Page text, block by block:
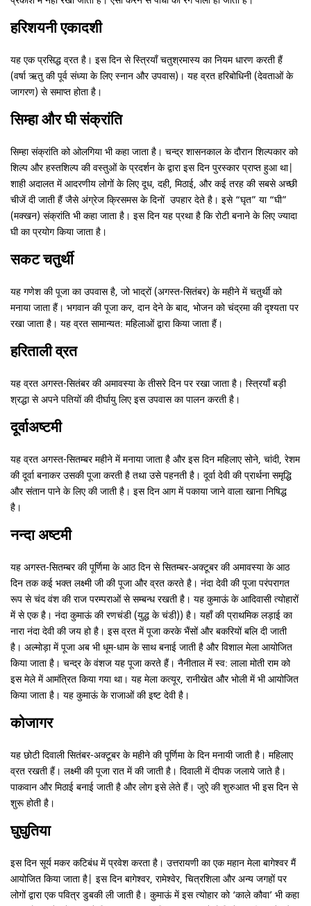
हरिशयनी एकादशी
यह एक प्रसिद्ध व्रत है। इस दिन से स्त्रियाँ चतुश्रमास्य का नियम धारण करती हैं
(वर्षा ऋतु की पूर्व संध्या के लिए स्नान और उपवास)। यह व्रत हरिबोधिनी (देवताओं के
जागरण) से समाप्त होता है।
सिम्हा और घी संक्रांति
सिम्हा संक्रांति को ओलगिया भी कहा जाता है। चन्द्र शासनकाल के दौरान शिल्पकार को
शिल्प और हस्तशिल्प की वस्तुओं के प्रदर्शन के द्वारा इस दिन पुरस्कार प्राप्त हुआ था|
शाही अदालत में आदरणीय लोगों के लिए दूध, दही, मिठाई, और कई तरह की सबसे अच्छी
चीजें दी जाती हैं जैसे अंग्रेज क्रिसमस के दिनों उपहार देते है। इसे “घृत” या “घी”
(मक्खन) संक्रांति भी कहा जाता है। इस दिन यह प्रथा है कि रोटी बनाने के लिए ज्यादा
घी का प्रयोग किया जाता है।
सकट चतुर्थी
यह गणेश की पूजा का उपवास है, जो भाद्रों (अगस्त-सितंबर) के महीने में चतुर्थी को
मनाया जाता हैं। भगवान की पूजा कर, दान देने के बाद, भोजन को चंद्रमा की दृश्यता पर
रखा जाता है। यह व्रत सामान्यत: महिलाओं द्वारा किया जाता हैं।
हरिताली व्रत
यह व्रत अगस्त-सितंबर की अमावस्या के तीसरे दिन पर रखा जाता है। स्त्रियाँ बड़ी
श्रद्धा से अपने पतियों की दीर्घायु लिए इस उपवास का पालन करती है।
दूर्वाअष्टमी
यह व्रत अगस्त-सितम्बर महीने में मनाया जाता है और इस दिन महिलाए सोने, चांदी, रेशम
की दूर्वा बनाकर उसकी पूजा करती है तथा उसे पहनती है। दूर्वा देवी की प्रार्थना समृद्धि
और संतान पाने के लिए की जाती है। इस दिन आग में पकाया जाने वाला खाना निषिद्ध
है।
नन्दा अष्टमी
यह अगस्त-सितम्बर की पूर्णिमा के आठ दिन से सितम्बर-अक्टूबर की अमावस्या के आठ
दिन तक कई भक्त लक्ष्मी जी की पूजा और व्रत करते है। नंदा देवी की पूजा परंपरागत
रूप से चंद वंश की राज परम्पराओं से सम्बन्ध रखती है। यह कुमाऊं के आदिवासी त्योहारों
में से एक है। नंदा कुमाऊं की रणचंडी (युद्ध के चंडी)) है। यहाँ की प्राथमिक लड़ाई का
नारा नंदा देवी की जय हो है। इस व्रत में पूजा करके भैंसों और बकरियों बलि दी जाती
है। अल्मोड़ा में पूजा अब भी धूम-धाम के साथ बनाई जाती है और विशाल मेला आयोजित
किया जाता है। चन्द्र के वंशज यह पूजा करते हैं। नैनीताल में स्व: लाला मोती राम को
इस मेले में आमंत्रित किया गया था। यह मेला कत्यूर, रानीखेत और भोली में भी आयोजित
किया जाता है। यह कुमाऊं के राजाओं की इष्ट देवी है।
कोजागर
यह छोटी दिवाली सितंबर-अक्टूबर के महीने की पूर्णिमा के दिन मनायी जाती है। महिलाए
व्रत रखती हैं। लक्ष्मी की पूजा रात में की जाती है। दिवाली में दीपक जलाये जाते है।
पाकवान और मिठाई बनाई जाती है और लोग इसे लेते हैं। जुऐ की शुरुआत भी इस दिन से
शुरू होती है।
घुघुतिया
इस दिन सूर्य मकर कटिबंध में प्रवेश करता है। उत्तरायणी का एक महान मेला बागेश्वर मैं
आयोजित किया जाता है| इस दिन बागेश्वर, रामेश्वेर, चित्रशिला और अन्य जगहों पर
लोगों द्वारा एक पवित्र डुबकी ली जाती है। कुमाऊं में इस त्योहार को ‘काले कौवा’ भी कहा